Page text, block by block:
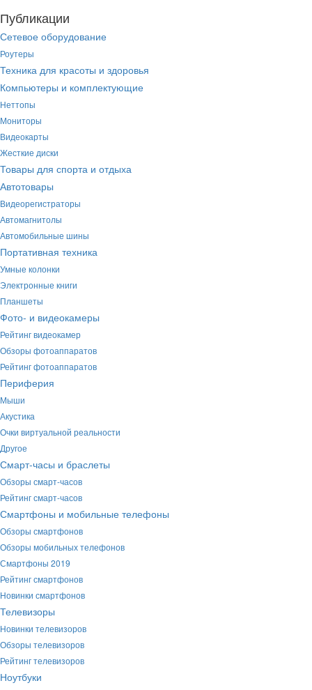
Публикации
Сетевое оборудование
Роутеры
Техника для красоты и здоровья
Компьютеры и комплектующие
Неттопы
Мониторы
Видеокарты
Жесткие диски
Товары для спорта и отдыха
Автотовары
Видеорегистраторы
Автомагнитолы
Автомобильные шины
Портативная техника
Умные колонки
Электронные книги
Планшеты
Фото- и видеокамеры
Рейтинг видеокамер
Обзоры фотоаппаратов
Рейтинг фотоаппаратов
Периферия
Мыши
Акустика
Очки виртуальной реальности
Другое
Смарт-часы и браслеты
Обзоры смарт-часов
Рейтинг смарт-часов
Смартфоны и мобильные телефоны
Обзоры смартфонов
Обзоры мобильных телефонов
Смартфоны 2019
Рейтинг смартфонов
Новинки смартфонов
Телевизоры
Новинки телевизоров
Обзоры телевизоров
Рейтинг телевизоров
Ноутбуки